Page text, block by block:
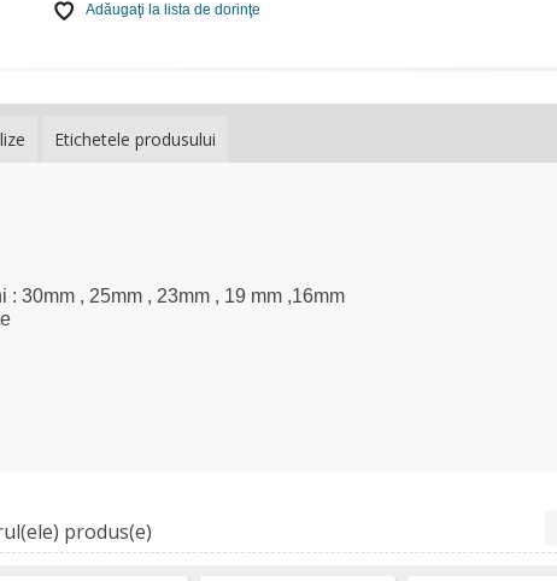
Adăugaţi la lista de dorinţe
Etichetele produsului
30mm , 25mm , 23mm , 19 mm ,16mm
produs(e)